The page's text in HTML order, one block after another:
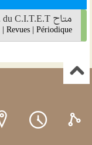
متاح C.D.I. du C.I.T.E.T.
Revues|Périodique
|